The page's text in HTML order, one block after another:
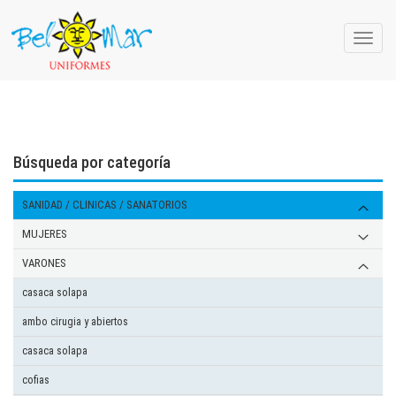
Toggle
Búsqueda por categoría
SANIDAD / CLINICAS / SANATORIOS
MUJERES
AMBOS ( CASACA Y PANTALON)
Guardapolvo clasico entallado
cofias
VARONES
casaca solapa
ambo cirugia y abiertos
casaca solapa
cofias